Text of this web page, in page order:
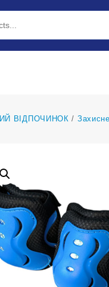
ВІДПОЧИНОК /